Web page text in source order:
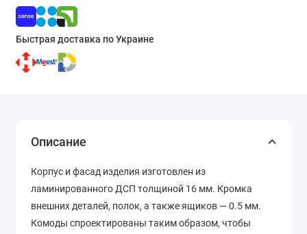
Быстрая доставка по Украине
Описание
Корпус и фасад изделия изготовлен из
ламинированного ДСП толщиной 16 мм. Кромка
внешних деталей, полок, а также ящиков — 0.5 мм.
Комоды спроектированы таким образом, чтобы